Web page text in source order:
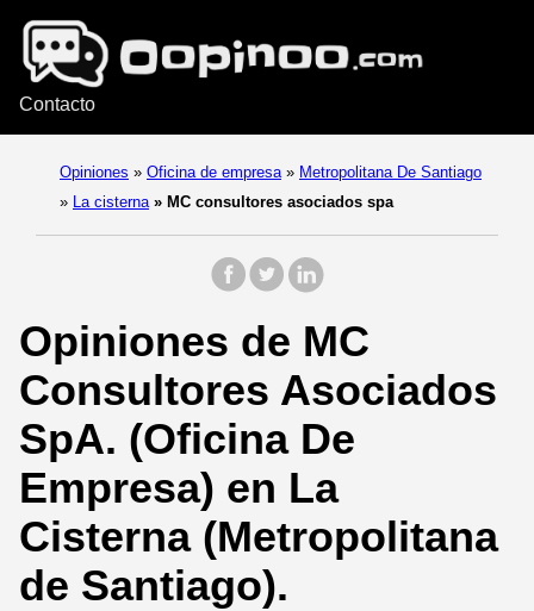
Contacto
Opiniones » Oficina de empresa » Metropolitana De Santiago
»
La cisterna » MC consultores asociados spa
Opiniones de MC
Consultores Asociados
SpA. (Oficina De
Empresa) en La
Cisterna (Metropolitana
de Santiago).